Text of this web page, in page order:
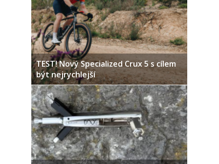
TEST! Nový Specialized Crux 5 s cílem
být nejrychlejší